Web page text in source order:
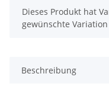
x
Dieses Produkt hat
gewünschte
Beschreibung